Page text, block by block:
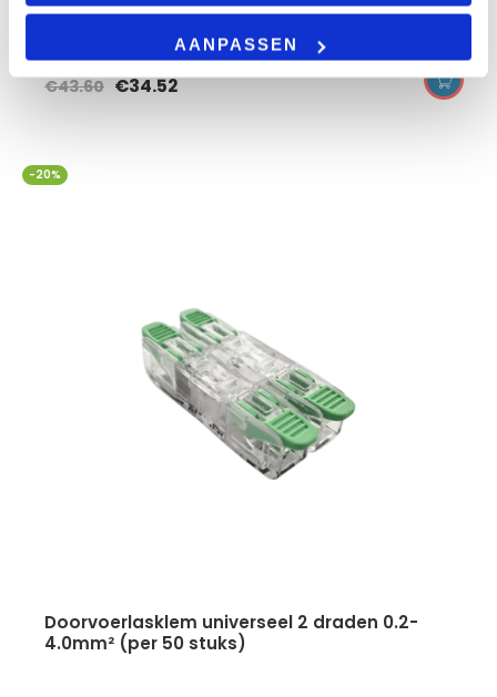
AANPASSEN
€43.60 €34.52
-20%
doorvoerlasklem universeel 2 draden 0.2-
4.0mm² (per 50 stuks)